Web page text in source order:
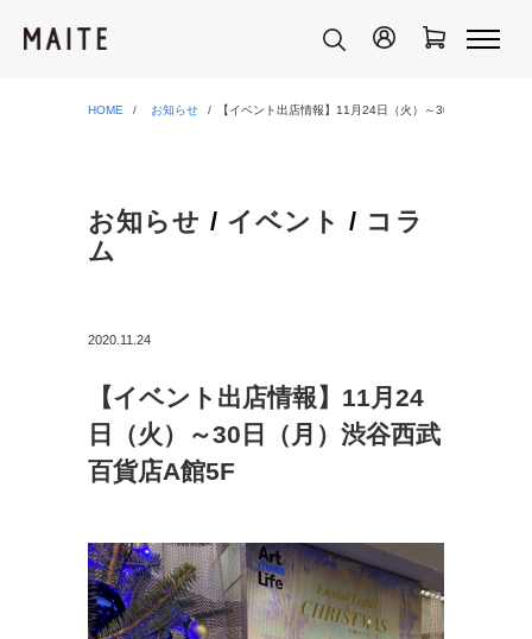
HOME お知らせ 【イベント出店情報】11月24日（火）～30日（月）渋谷
お知らせ / イベント / コラ
ム
2020.11.24
【イベント出店情報】11月24
日（火）～30日（月）渋谷西武
百貨店A館5F